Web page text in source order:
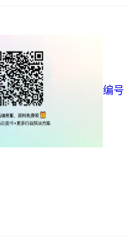
编号